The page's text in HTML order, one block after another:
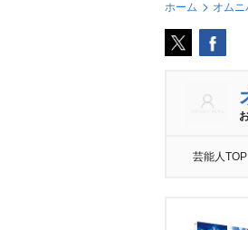
ホーム オムニ
芸能人TOP